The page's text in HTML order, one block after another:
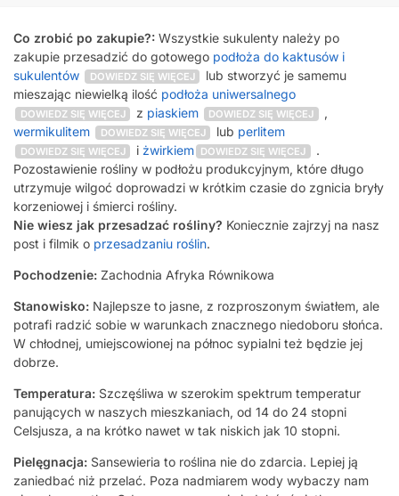
Co zrobić po zakupie?: Wszystkie sukulenty należy po
zakupie przesadzić do gotowego podłoża do kaktusów i
sukulentów
DOWIEDZ SIĘ WIĘCEJ
lub stworzyć je samemu
mieszając niewielką ilość podłoża uniwersalnego
DOWIEDZ SIĘ WIĘCEJ z piaskiem DOWIEDZ SIĘ WIĘCEJ
,
wermikulitem
DOWIEDZ SIĘ WIĘCEJ lub perlitem
DOWIEDZ SIĘ WIĘCEJ i żwirkiem DOWIEDZ SIĘ WIĘCEJ
.
Pozostawienie rośliny w podłożu produkcyjnym, które długo
utrzymuje wilgoć doprowadzi w krótkim czasie do zgnicia bryły
korzeniowej i śmierci rośliny.
Nie wiesz jak przesadzać rośliny? Koniecznie zajrzyj na nasz
post i filmik o przesadzaniu roślin.
Pochodzenie: Zachodnia Afryka Równikowa
Stanowisko: Najlepsze to jasne, z rozproszonym światłem, ale
potrafi radzić sobie w warunkach znacznego niedoboru słońca.
W chłodnej, umiejscowionej na północ sypialni też będzie jej
dobrze.
Temperatura: Szczęśliwa w szerokim spektrum temperatur
panujących w naszych mieszkaniach, od 14 do 24 stopni
Celsjusza, a na krótko nawet w tak niskich jak 10 stopni.
Pielęgnacja: Sansewieria to roślina nie do zdarcia. Lepiej ją
zaniedbać niż przelać. Poza nadmiarem wody wybaczy nam